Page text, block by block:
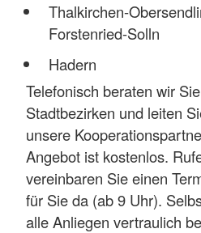
Thalkirchen-
Forstenried-Solln
Hadern
Telefonisch beraten wir
Stadtbezirken und leiten
unsere
Angebot ist kostenlos.
vereinbaren Sie einen
für Sie da (ab 9 Uhr).
alle Anliegen vertraulich